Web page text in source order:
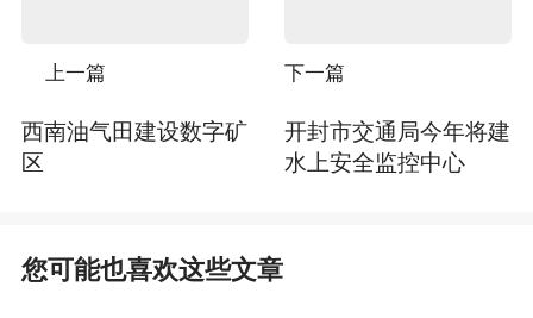
上一篇
西南油气田建设数字矿
区
下一篇
开封市交通局今年将建
水上安全监控中心
您可能也喜欢这些文章